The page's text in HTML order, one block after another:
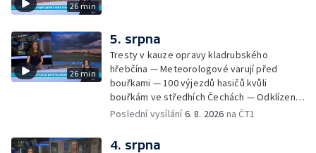
26 min
26 min
5. srpna
Tresty v kauze opravy kladrubského
hřebčína — Meteorologové varují před
bouřkami — 100 výjezdů hasičů kvůli
bouřkám ve středhích Čechách — Odklízení
škod po bouřkách — Hasiči likvidovali
Václavském náměstí — Necelý kilometr řeky
Poslední vysílání6. 8. 2026 na ČT1
4. srpna